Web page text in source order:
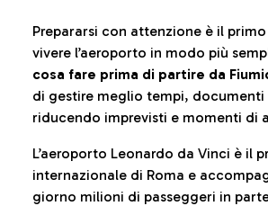
Prepararsi con attenzione è il
vivere l’aeroporto in modo più
cosa fare prima di partire da
di gestire meglio tempi, documenti
riducendo imprevisti e momenti di
L’aeroporto Leonardo da Vinci è il
internazionale di Roma e
giorno milioni di passeggeri in